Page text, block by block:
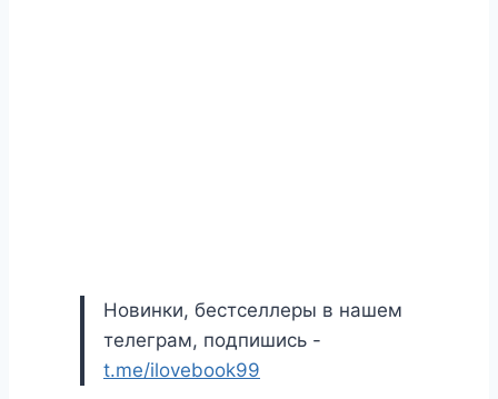
Новинки, бестселлеры в нашем
телеграм, подпишись -
t.me/ilovebook99